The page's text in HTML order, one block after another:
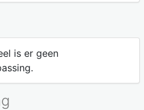
is er geen